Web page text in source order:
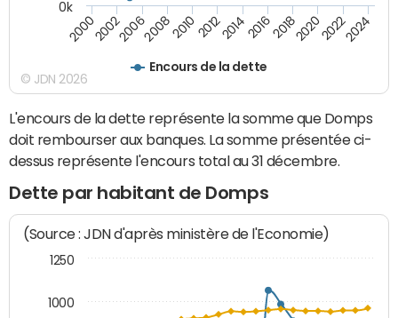
Encours de la dette
200020022006200820102012201420162018202020222024
0k
© JDN 2026
L'encours de la dette représente la somme que Domps
doit rembourser aux banques. La somme présentée ci-
dessus représente l'encours total au 31 décembre.
Dette par habitant de Domps
(Source : JDN d'après ministère de l'Economie)
1000
1250